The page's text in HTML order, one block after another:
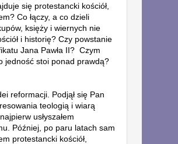
się protestancki kościół,
Co łączy, a co dzieli
księży i wiernych nie
i historię? Czy powstanie
Jana Pawła II? Czym
jedność stoi ponad prawdą?
reformacji. Podjął się Pan
teologią i wiarą
usłyszałem
Później, po paru latach sam
protestancki kościół,